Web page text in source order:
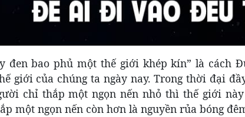
đen bao phủ một thế giới khép kín” là cách
giới của chúng ta ngày nay. Trong thời đại
chỉ thắp một ngọn nến nhỏ thì thế giới
một ngọn nến còn hơn là nguyền rủa bóng